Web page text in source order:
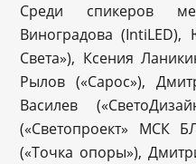
Среди спикеров
Виноградова
Света»), Ксения
Рылов («Сарос»),
Василев
(«Светопроект» МСК
(«Точка опоры»),